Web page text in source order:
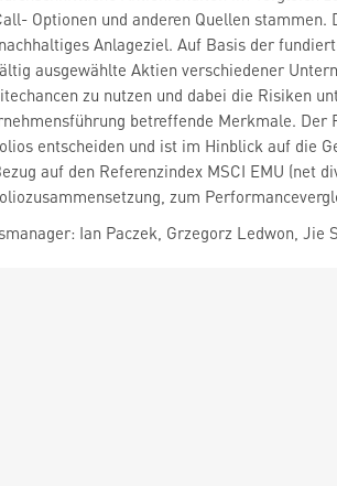
Optionen und anderen Quellen
Anlageziel. Auf Basis der
ausgewählte Aktien verschiedener
zu nutzen und dabei die Risiken
betreffende Merkmale.
entscheiden und ist im Hinblick auf die
auf den Referenzindex MSCI EMU (net
zum
Ian Paczek, Grzegorz Ledwon, Jie